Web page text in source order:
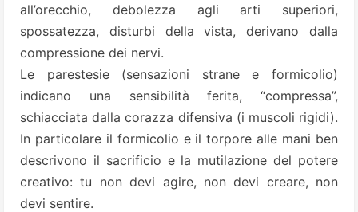
all’orecchio, debolezza agli arti superiori,
spossatezza, disturbi della vista, derivano dalla
compressione dei nervi.
Le parestesie (sensazioni strane e formicolio)
indicano una sensibilità ferita, “compressa”,
schiacciata dalla corazza difensiva (i muscoli rigidi).
In particolare il formicolio e il torpore alle mani ben
descrivono il sacrificio e la mutilazione del potere
creativo: tu non devi agire, non devi creare, non
devi sentire.